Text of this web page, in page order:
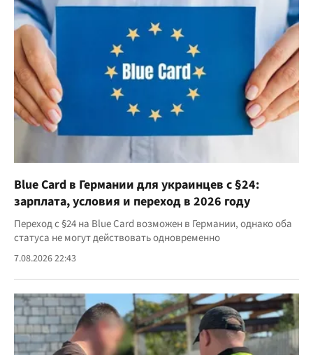
Blue Card в Германии для украинцев с §24:
зарплата, условия и переход в 2026 году
Переход с §24 на Blue Card возможен в Германии, однако оба
статуса не могут действовать одновременно
7.08.2026 22:43